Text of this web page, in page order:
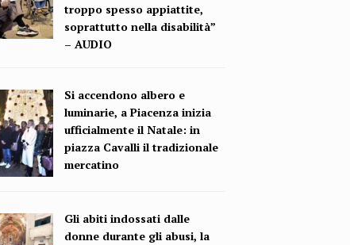
troppo spesso appiattite,
soprattutto nella disabilità”
– AUDIO
Si accendono albero e
luminarie, a Piacenza inizia
ufficialmente il Natale: in
piazza Cavalli il tradizionale
mercatino
Gli abiti indossati dalle
donne durante gli abusi, la